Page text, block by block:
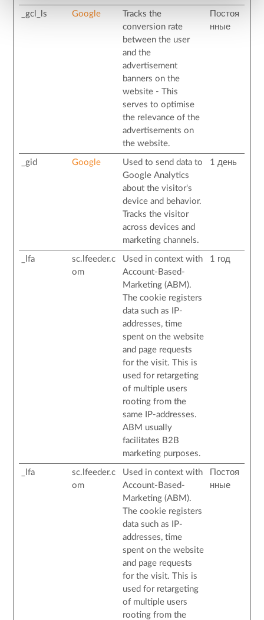
_gcl_ls Google
Tracks the
conversion rate
between the user
and the
advertisement
banners on the
website - This
serves to optimise
the relevance of the
advertisements on
the website.
Постоя
нные
_gid Google
Used to send data to
Google Analytics
about the visitor's
device and behavior.
Tracks the visitor
across devices and
marketing channels.
1 день
_lfa
sc.lfeeder.c
om
Used in context with
Account-Based-
Marketing (ABM).
The cookie registers
data such as IP-
addresses, time
spent on the website
and page requests
for the visit. This is
used for retargeting
of multiple users
rooting from the
same IP-addresses.
ABM usually
facilitates B2B
marketing purposes.
1 год
_lfa
sc.lfeeder.c
om
Used in context with
Account-Based-
Marketing (ABM).
The cookie registers
data such as IP-
addresses, time
spent on the website
and page requests
for the visit. This is
used for retargeting
of multiple users
rooting from the
Постоя
нные